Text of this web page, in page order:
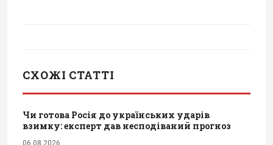
СХОЖІ СТАТТІ
Чи готова Росія до українських ударів
взимку: експерт дав несподіваний прогноз
06.08.2026